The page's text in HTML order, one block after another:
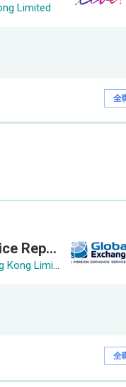
Limited
全
Customer Service Representative (Airport)
Global Exchange Hong Kong Limited
全